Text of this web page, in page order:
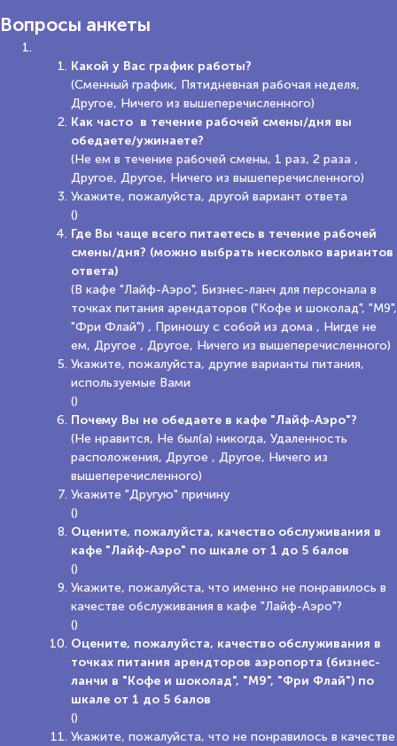
Вопросы анкеты
Какой у Вас график работы?
(Сменный график, Пятидневная рабочая неделя,
Другое, Ничего из вышеперечисленного)
Как часто в течение рабочей смены/дня вы
обедаете/ужинаете?
(Не ем в течение рабочей смены, 1 раз, 2 раза ,
Другое, Другое, Ничего из вышеперечисленного)
Укажите, пожалуйста, другой вариант ответа
()
Где Вы чаще всего питаетесь в течение рабочей
смены/дня? (можно выбрать несколько вариантов
ответа)
(В кафе "Лайф-Аэро", Бизнес-ланч для персонала в
точках питания арендаторов ("Кофе и шоколад", "М9",
"Фри Флай") , Приношу с собой из дома , Нигде не
ем, Другое , Другое, Ничего из вышеперечисленного)
Укажите, пожалуйста, другие варианты питания,
используемые Вами
()
Почему Вы не обедаете в кафе "Лайф-Аэро"?
(Не нравится, Не был(а) никогда, Удаленность
расположения, Другое , Другое, Ничего из
вышеперечисленного)
Укажите "Другую" причину
()
Оцените, пожалуйста, качество обслуживания в
кафе "Лайф-Аэро" по шкале от 1 до 5 балов
()
Укажите, пожалуйста, что именно не понравилось в
качестве обслуживания в кафе "Лайф-Аэро"?
()
Оцените, пожалуйста, качество обслуживания в
точках питания арендторов аэропорта (бизнес-
ланчи в "Кофе и шоколад", "М9", "Фри Флай") по
шкале от 1 до 5 балов
()
Укажите, пожалуйста, что не понравилось в качестве